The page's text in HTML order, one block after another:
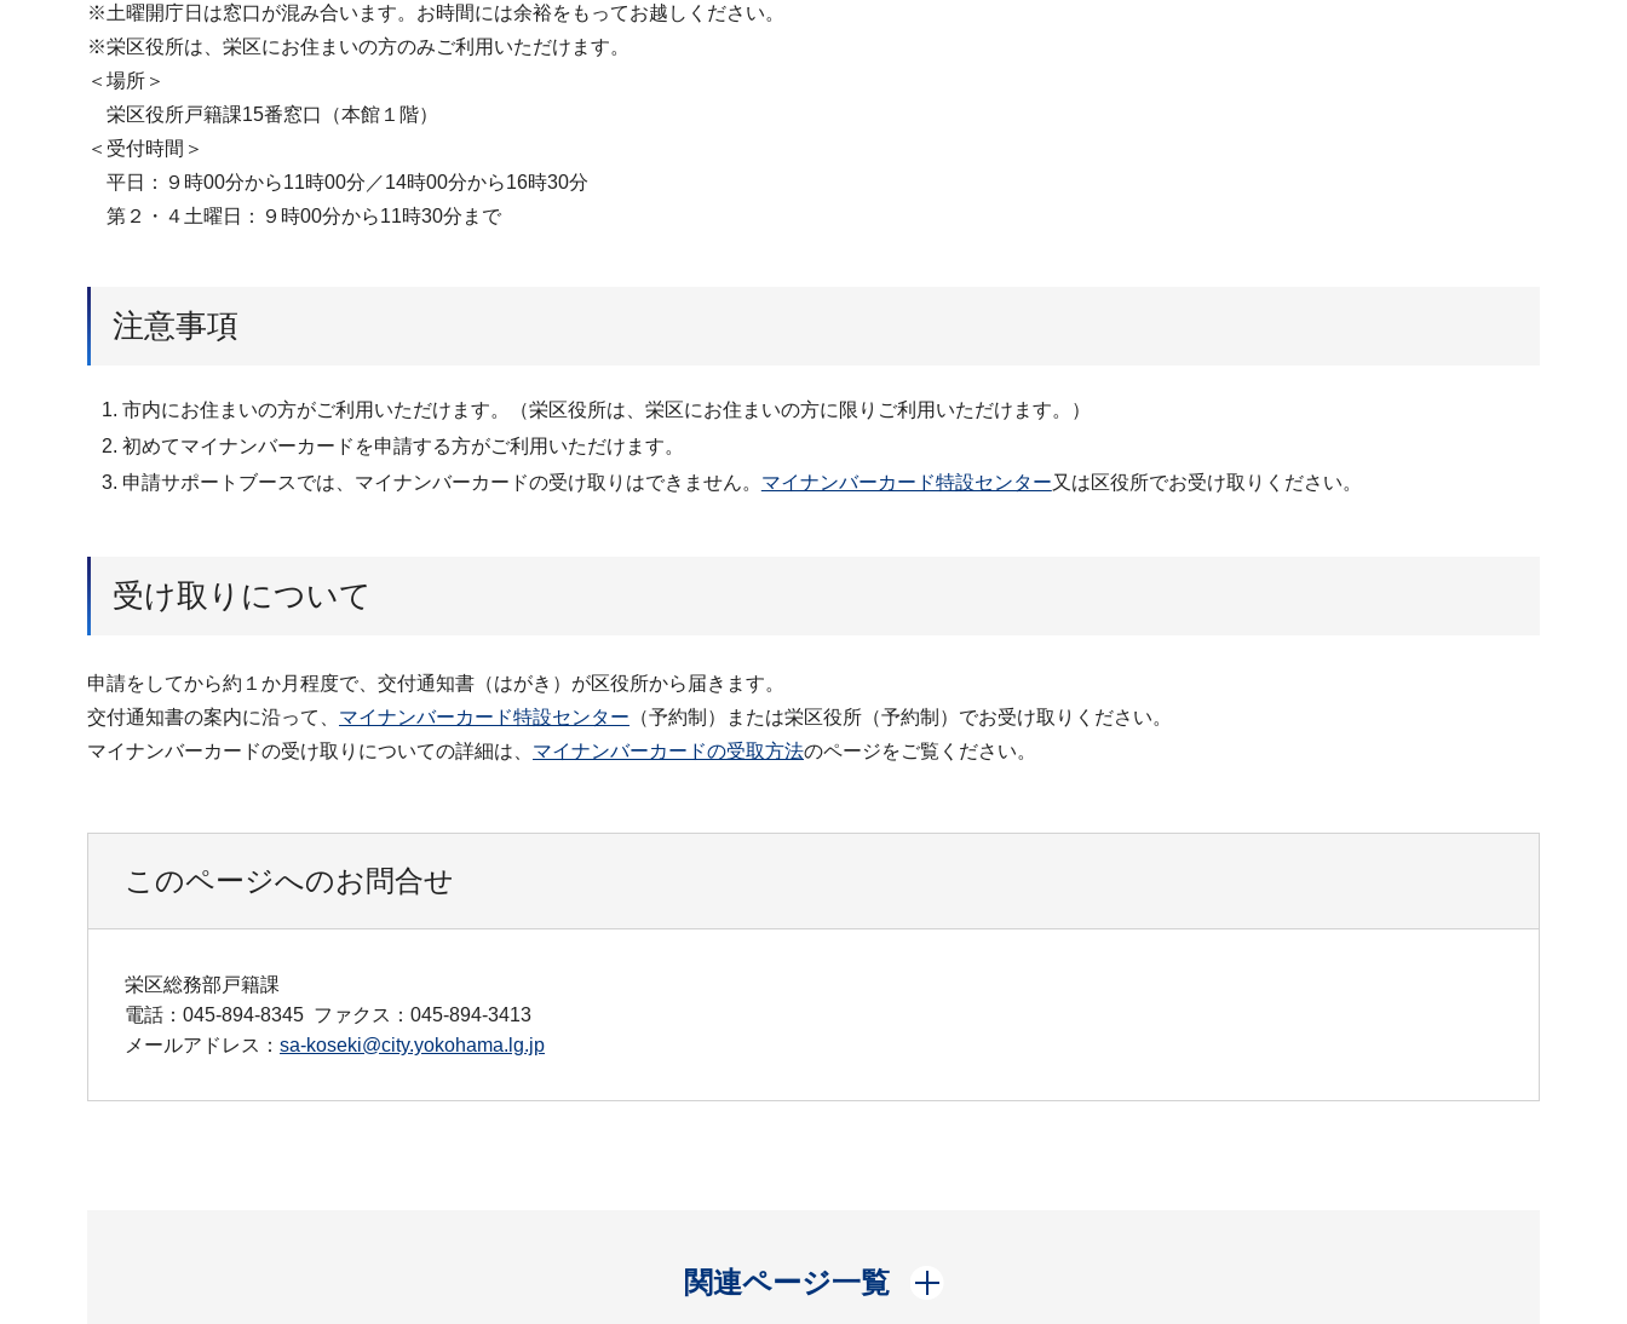
※土曜開庁日は窓口が混み合います。お時間には余裕をもってお越しください。
※栄区役所は、栄区にお住まいの方のみご利用いただけます。
＜場所＞
栄区役所戸籍課15番窓口（本館１階）
＜受付時間＞
平日：９時00分から11時00分／14時00分から16時30分
第２・４土曜日：９時00分から11時30分まで
注意事項
市内にお住まいの方がご利用いただけます。（栄区役所は、栄区にお住まいの方に限りご利用いただけます。）
初めてマイナンバーカードを申請する方がご利用いただけます。
申請サポートブースでは、マイナンバーカードの受け取りはできません。 マイナンバーカード特設センター又は区役所でお受け取りください。
受け取りについて
申請をしてから約１か月程度で、交付通知書（はがき）が区役所から届きます。
交付通知書の案内に沿って、 マイナンバーカード特設センター （予約制）または栄区役所（予約制）でお受け取りください。
マイナンバーカードの受け取りについての詳細は、 マイナンバーカードの受取方法のページをご覧ください。
このページへのお問合せ
栄区総務部戸籍課
電話：045-894-8345 ファクス：045-894-3413
メールアドレス： sa-koseki@city.yokohama.lg.jp
関連ページ一覧
開く